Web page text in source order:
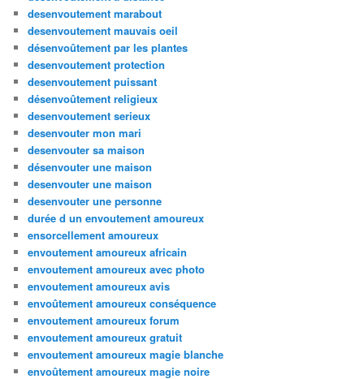
desenvoutement marabout
desenvoutement mauvais oeil
désenvoûtement par les plantes
desenvoutement protection
desenvoutement puissant
désenvoûtement religieux
desenvoutement serieux
desenvouter mon mari
desenvouter sa maison
désenvouter une maison
desenvouter une maison
desenvouter une personne
durée d un envoutement amoureux
ensorcellement amoureux
envoutement amoureux africain
envoutement amoureux avec photo
envoutement amoureux avis
envoûtement amoureux conséquence
envoutement amoureux forum
envoutement amoureux gratuit
envoutement amoureux magie blanche
envoûtement amoureux magie noire